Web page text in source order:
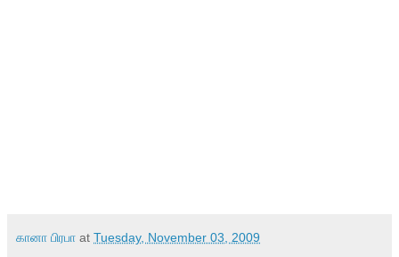
கானா பிரபா at Tuesday, November 03, 2009